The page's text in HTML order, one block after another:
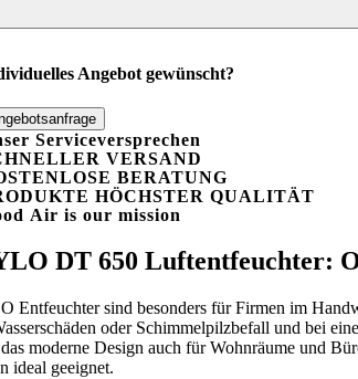
Angebot gewünscht?
Serviceversprechen
VERSAND
BERATUNG
HÖCHSTER QUALITÄT
Air is our mission
DT 650 Luftentfeuchter:
Entfeuchter sind besonders für Firmen im
oder Schimmelpilzbefall und bei
moderne Design auch für Wohnräume und
ideal geeignet.